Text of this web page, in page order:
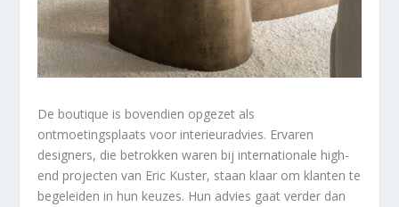
De boutique is bovendien opgezet als
ontmoetingsplaats voor interieuradvies. Ervaren
designers, die betrokken waren bij internationale high-
end projecten van Eric Kuster, staan klaar om klanten te
begeleiden in hun keuzes. Hun advies gaat verder dan